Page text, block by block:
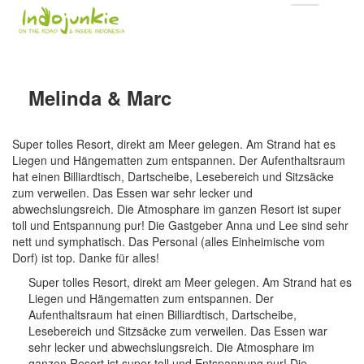
Melinda & Marc
Super tolles Resort, direkt am Meer gelegen. Am Strand hat es
Liegen und Hängematten zum entspannen. Der Aufenthaltsraum
hat einen Billiardtisch, Dartscheibe, Lesebereich und Sitzsäcke
zum verweilen. Das Essen war sehr lecker und
abwechslungsreich. Die Atmosphare im ganzen Resort ist super
toll und Entspannung pur! Die Gastgeber Anna und Lee sind sehr
nett und symphatisch. Das Personal (alles Einheimische vom
Dorf) ist top. Danke für alles!
Super tolles Resort, direkt am Meer gelegen. Am Strand hat es
Liegen und Hängematten zum entspannen. Der
Aufenthaltsraum hat einen Billiardtisch, Dartscheibe,
Lesebereich und Sitzsäcke zum verweilen. Das Essen war
sehr lecker und abwechslungsreich. Die Atmosphare im